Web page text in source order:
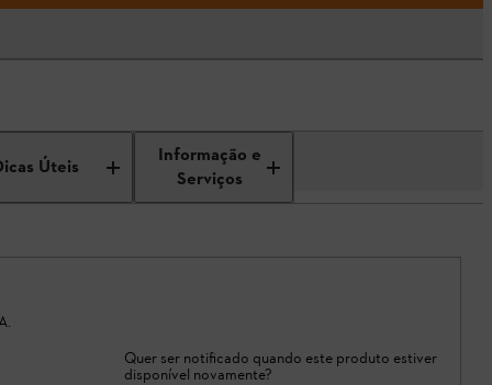
Úteis
Informação e
Serviços
Quer ser notificado quando este produto estiver
disponível novamente?